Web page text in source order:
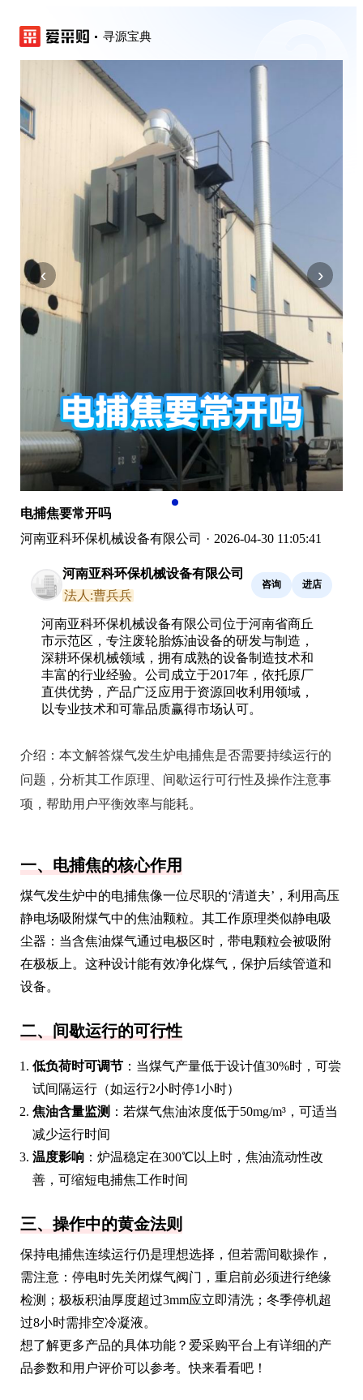
寻源宝典
‹ ›
电捕焦要常开吗
河南亚科环保机械设备有限公司 · 2026-04-30 11:05:41
河南亚科环保机械设备有限公司
法人:曹兵兵
咨询 进店
河南亚科环保机械设备有限公司位于河南省商丘
市示范区，专注废轮胎炼油设备的研发与制造，
深耕环保机械领域，拥有成熟的设备制造技术和
丰富的行业经验。公司成立于2017年，依托原厂
直供优势，产品广泛应用于资源回收利用领域，
以专业技术和可靠品质赢得市场认可。
介绍： 本文解答煤气发生炉电捕焦是否需要持续运行的
问题，分析其工作原理、间歇运行可行性及操作注意事
项，帮助用户平衡效率与能耗。
一、电捕焦的核心作用
煤气发生炉中的电捕焦像一位尽职的‘清道夫’，利用高压
静电场吸附煤气中的焦油颗粒。其工作原理类似静电吸
尘器：当含焦油煤气通过电极区时，带电颗粒会被吸附
在极板上。这种设计能有效净化煤气，保护后续管道和
设备。
二、间歇运行的可行性
低负荷时可调节 ：当煤气产量低于设计值30%时，可尝
试间隔运行（如运行2小时停1小时）
焦油含量监测 ：若煤气焦油浓度低于50mg/m³，可适当
减少运行时间
温度影响 ：炉温稳定在300℃以上时，焦油流动性改
善，可缩短电捕焦工作时间
三、操作中的黄金法则
保持电捕焦连续运行仍是理想选择，但若需间歇操作，
需注意：停电时先关闭煤气阀门，重启前必须进行绝缘
检测；极板积油厚度超过3mm应立即清洗；冬季停机超
过8小时需排空冷凝液。
想了解更多产品的具体功能？爱采购平台上有详细的产
品参数和用户评价可以参考。快来看看吧！